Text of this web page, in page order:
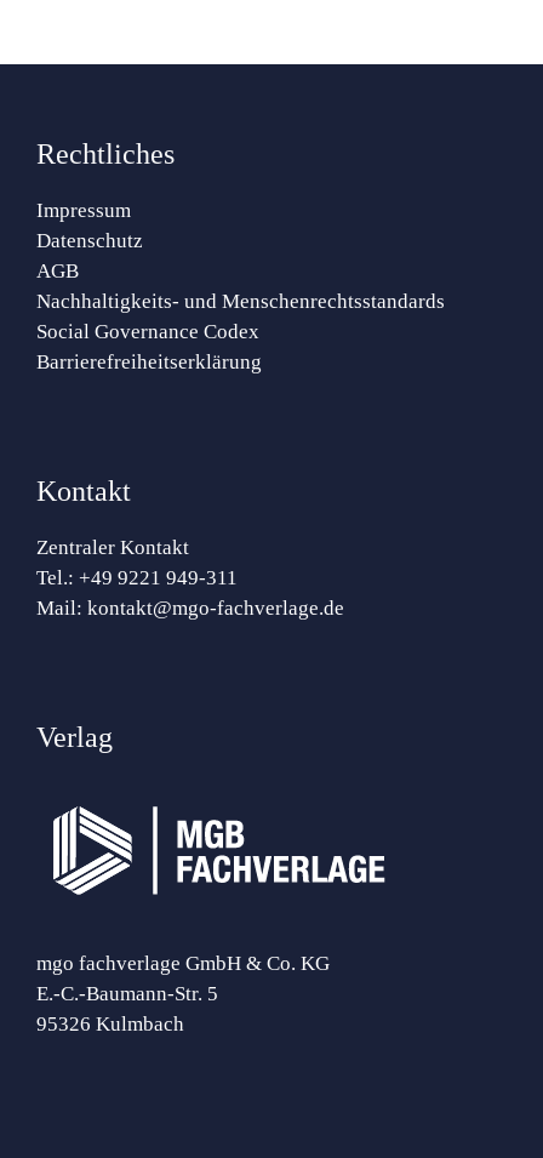
Rechtliches
Impressum
Datenschutz
AGB
Nachhaltigkeits- und Menschenrechtsstandards
Social Governance Codex
Barrierefreiheitserklärung
Kontakt
Zentraler Kontakt
Tel.: +49 9221 949-311
Mail: kontakt@mgo-fachverlage.de
Verlag
mgo fachverlage GmbH & Co. KG
E.-C.-Baumann-Str. 5
95326 Kulmbach